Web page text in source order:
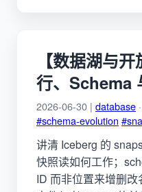
【数据湖与
行、Schema
2026-06-30 | database ·
#schema-evolution
讲清 Iceberg 的
快照读如何工作；
ID 而非位置来增删